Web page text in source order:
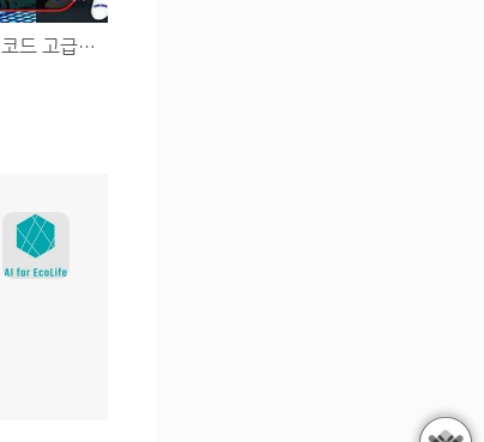
ChatGPT4 코드 고급 기술: 종합 안내서